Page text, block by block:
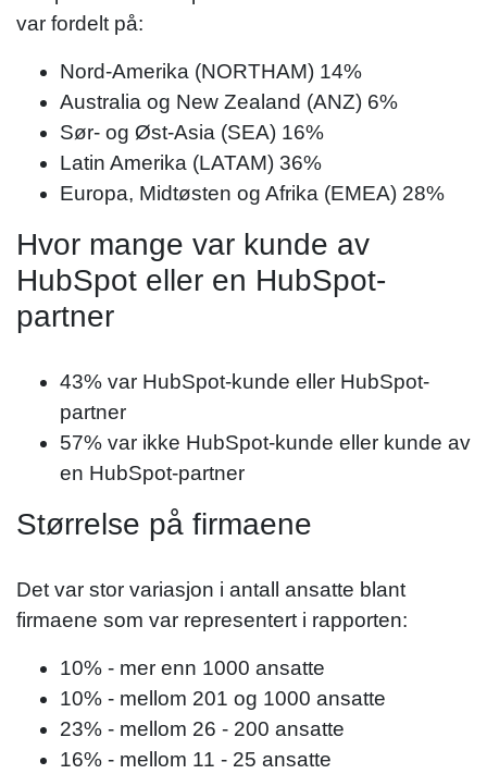
var fordelt på:
Nord-Amerika (NORTHAM) 14%
Australia og New Zealand (ANZ) 6%
Sør- og Øst-Asia (SEA) 16%
Latin Amerika (LATAM) 36%
Europa, Midtøsten og Afrika (EMEA) 28%
Hvor mange var kunde av
HubSpot eller en HubSpot-
partner
43% var HubSpot-kunde eller HubSpot-
partner
57% var ikke HubSpot-kunde eller kunde av
en HubSpot-partner
Størrelse på firmaene
Det var stor variasjon i antall ansatte blant
firmaene som var representert i rapporten:
10% - mer enn 1000 ansatte
10% - mellom 201 og 1000 ansatte
23% - mellom 26 - 200 ansatte
16% - mellom 11 - 25 ansatte